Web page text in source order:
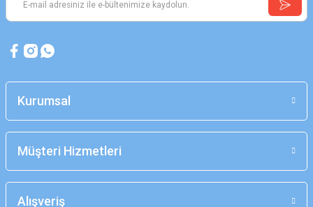
Kurumsal
Müşteri Hizmetleri
Alışveriş